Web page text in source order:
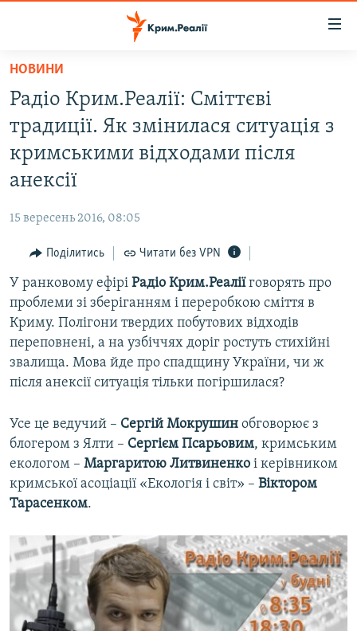
Перейти
основного
матеріалу
Перейти
до
основної
Перейти
пошуку
ВОДА.КРИМ
ВІДЕО ТА ФОТО
ПОЛІТИКА
ПОГЛЯД
ІНТЕРВ'Ю
ВСЕ ЗА ДЕНЬ
СПЕЦПРОЕКТИ
ДЕПОРТАЦІЯ
ВІДЕОУРОКИ «ELIFBE»
УКРАЇНСЬКА ПРОБЛЕМА КРИМУ
ІНФОГРАФІКА
ЯК ОБІЙТИ БЛОКУВАННЯ
Русский
НОВИНИ
Радіо Крим.Реалії: Сміттєві
традиції. Як змінилася ситуація з
кримськими відходами після
анексії
15 вересень 2016, 08:05
Поділитись Читати без VPN
У ранковому ефірі Радіо Крим.Реаліїговорять про
проблеми зі зберіганням і переробкою сміття в
Криму. Полігони твердих побутових відходів
переповнені, а на узбіччях доріг ростуть стихійні
звалища. Мова йде про спадщину України, чи ж
після анексії ситуація тільки погіршилася?
Усе це ведучий – Сергій Мокрушин обговорює з
блогером з Ялти – Сергієм Псарьовим, кримським
екологом – Маргаритою Литвиненко і керівником
кримської асоціації «Екологія і світ» – Віктором
Тарасенком.